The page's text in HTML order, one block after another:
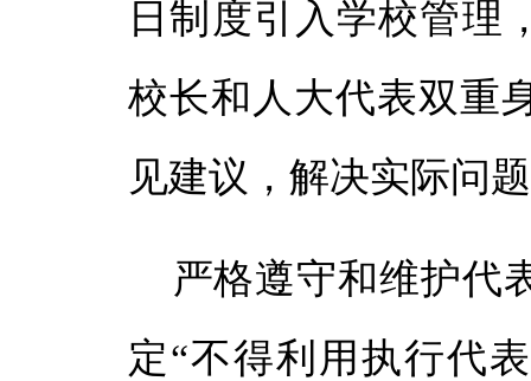
日制度引入学校管理
校长和人大代表双重
见建议，解决实际问
严格遵守和维护代
定“不得利用执行代